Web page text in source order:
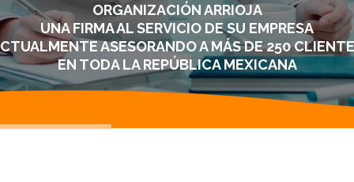
ORGANIZACIÓN ARRIOJA
UNA FIRMA AL SERVICIO DE SU EMPRESA
ASESORANDO A MÁS DE 250
EN TODA LA REPÚBLICA MEXICANA